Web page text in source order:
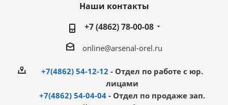
Наши контакты
+7 (4862) 78-00-08
online@arsenal-orel.ru
+7(4862) 54-12-12 - Отдел по работе с юр.
лицами
+7(4862) 54-04-04 - Отдел по продаже зап.